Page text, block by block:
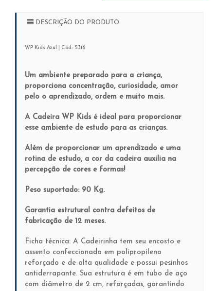
DESCRIÇÃO DO PRODUTO
WP Kids Azul | Cód.: 5316
Um ambiente preparado para a criança,
proporciona concentração, curiosidade, amor
pelo o aprendizado, ordem e muito mais.
A Cadeira WP Kids é ideal para proporcionar
esse ambiente de estudo para as crianças.
Além de proporcionar um aprendizado e uma
rotina de estudo, a cor da cadeira auxilia na
percepção de cores e formas!
Peso suportado: 90 Kg.
Garantia estrutural contra defeitos de
fabricação de 12 meses.
Ficha técnica: A Cadeirinha tem seu encosto e
assento confeccionado em polipropileno
reforçado e de alta qualidade e possui pesinhos
antiderrapante. Sua estrutura é em tubo de aço
com diâmetro de 2 cm, reforçadas, garantindo